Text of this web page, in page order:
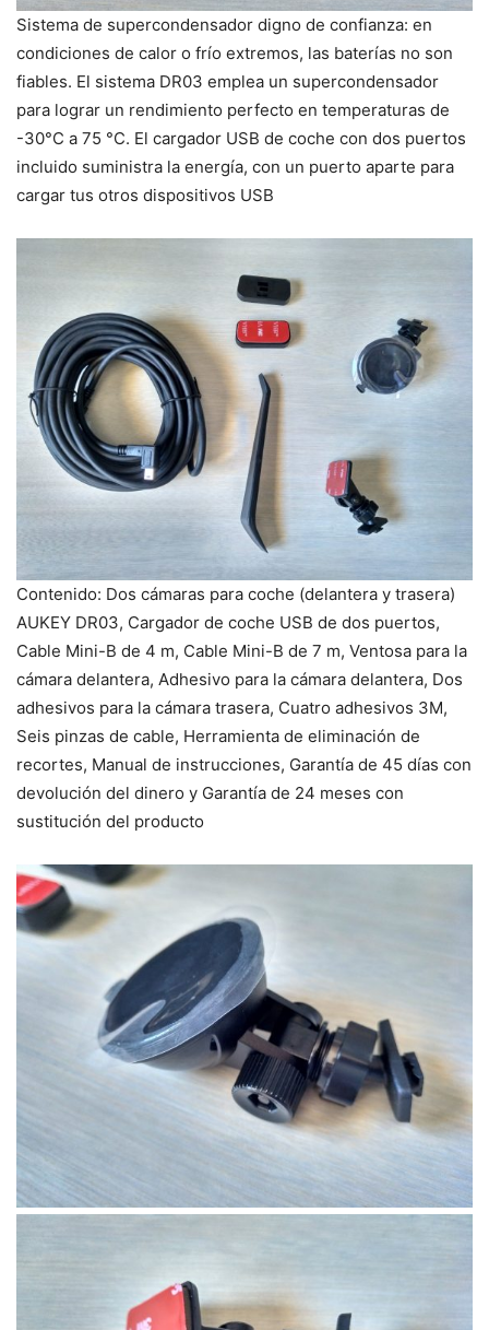
Sistema de supercondensador digno de confianza: en
condiciones de calor o frío extremos, las baterías no son
fiables. El sistema DR03 emplea un supercondensador
para lograr un rendimiento perfecto en temperaturas de
-30°C a 75 °C. El cargador USB de coche con dos puertos
incluido suministra la energía, con un puerto aparte para
cargar tus otros dispositivos USB
Contenido: Dos cámaras para coche (delantera y trasera)
AUKEY DR03, Cargador de coche USB de dos puertos,
Cable Mini-B de 4 m, Cable Mini-B de 7 m, Ventosa para la
cámara delantera, Adhesivo para la cámara delantera, Dos
adhesivos para la cámara trasera, Cuatro adhesivos 3M,
Seis pinzas de cable, Herramienta de eliminación de
recortes, Manual de instrucciones, Garantía de 45 días con
devolución del dinero y Garantía de 24 meses con
sustitución del producto